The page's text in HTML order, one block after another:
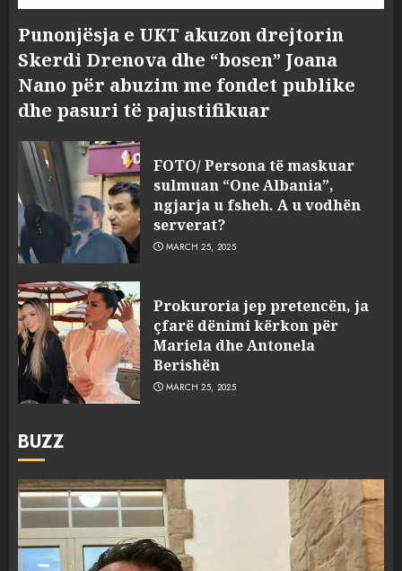
Punonjësja e UKT akuzon drejtorin
Skerdi Drenova dhe “bosen” Joana
Nano për abuzim me fondet publike
dhe pasuri të pajustifikuar
FOTO/ Persona të maskuar
sulmuan “One Albania”,
ngjarja u fsheh. A u vodhën
serverat?
MARCH 25, 2025
Prokuroria jep pretencën, ja
çfarë dënimi kërkon për
Mariela dhe Antonela
Berishën
MARCH 25, 2025
BUZZ